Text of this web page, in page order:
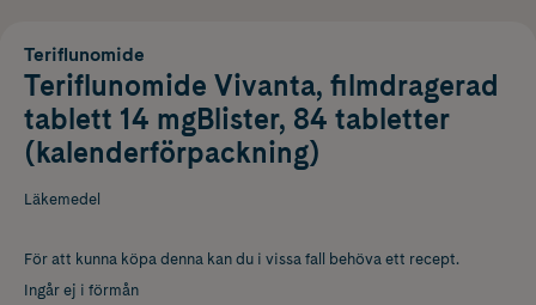
Teriflunomide
Teriflunomide Vivanta, filmdragerad
tablett 14 mgBlister, 84 tabletter
(kalenderförpackning)
Läkemedel
För att kunna köpa denna kan du i vissa fall behöva ett recept.
Ingår ej i förmån